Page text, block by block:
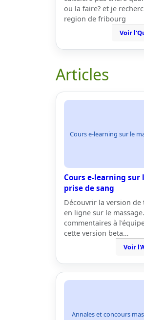
ou la faire? et je
region de fribourg
Voir
Articles
Cours e-learning sur le
Cours e-learning sur
prise de sang
Découvrir la version
en ligne sur le
commentaires à
cette version beta…
Voir
Annales et concours